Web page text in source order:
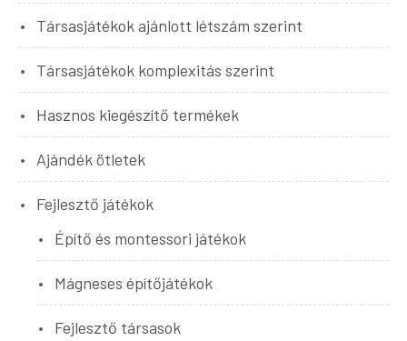
Társasjátékok ajánlott létszám szerint
Társasjátékok komplexitás szerint
Hasznos kiegészítő termékek
Ajándék ötletek
Fejlesztő játékok
Építő és montessori játékok
Mágneses építőjátékok
Fejlesztő társasok